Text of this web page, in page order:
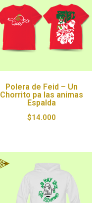
Polera de Feid – Un
Chorrito pa las animas
Espalda
$14.000